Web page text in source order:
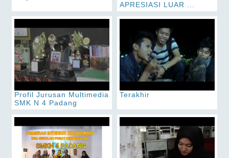
APRESIASI LUAR ...
Profil Jurusan Multimedia
SMK N 4 Padang
Terakhir